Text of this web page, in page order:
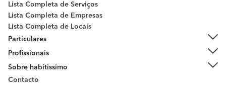
Lista Completa de Serviços
Lista Completa de Empresas
Lista Completa de Locais
Particulares
Profissionais
Sobre habitissimo
Contacto